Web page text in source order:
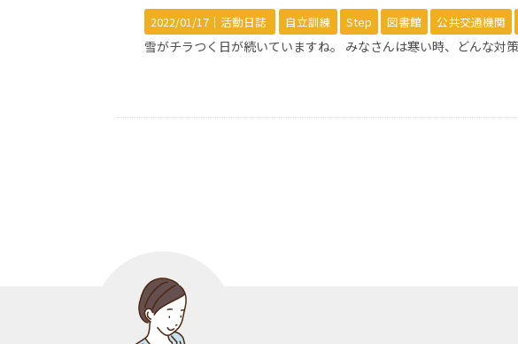
2022/01/17｜ 活動日誌 自立訓練 Step 図書館 公共交通機関
雪がチラつく日が続いていますね。 みなさんは寒い時、どんな対